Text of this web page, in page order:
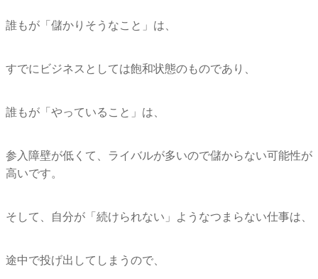
誰もが「儲かりそうなこと」は、
すでにビジネスとしては飽和状態のものであり、
誰もが「やっていること」は、
参入障壁が低くて、 ライバルが多いので儲からない可能性が
高いです。
そして、自分が「続けられない」ようなつまらない仕事は、
途中で投げ出してしまうので、